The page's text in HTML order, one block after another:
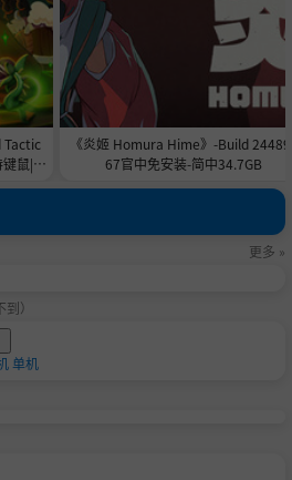
Tactic
鼠|容
《炎姬 Homura Hime》-Build
67官中免安装-简中34.7GB
更多 »
）
单机